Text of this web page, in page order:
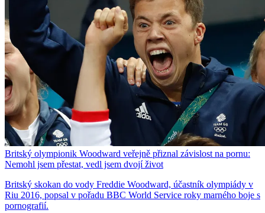
Britský olympionik Woodward veřejně přiznal závislost na pornu:
Nemohl jsem přestat, vedl jsem dvojí život
Britský skokan do vody Freddie Woodward, účastník olympiády v
Riu 2016, popsal v pořadu BBC World Service roky marného boje s
pornografií.